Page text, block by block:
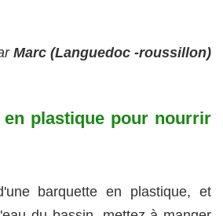
Marc (Languedoc -roussillon)
en plastique pour nourrir
barquette en plastique, et